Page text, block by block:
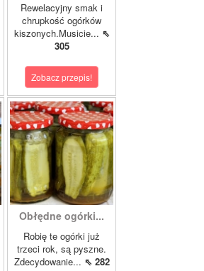
Rewelacyjny smak i
chrupkość ogórków
kiszonych.Musicie... ⇖
305
Zobacz przepis!
Obłędne ogórki...
Robię te ogórki już
trzeci rok, są pyszne.
Zdecydowanie... ⇖ 282